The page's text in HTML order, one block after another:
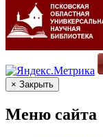
× Закрыть
Меню сайта